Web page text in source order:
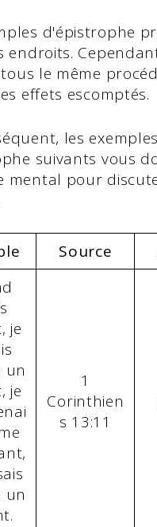
d'épistrophe
endroits.
le même
effets escomptés.
les exemples
suivants vous
mental pour
Source
je
un
je
un
1
Corinthien
s 13:11